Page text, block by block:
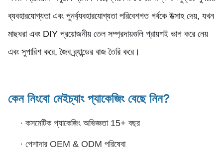
ব্যবহারযোগ্যতা এবং পুনর্ব্যবহারযোগ্যতা পরিবেশগত গর্বকে উত্সাহ দেয়, যখন
মাছধরা এবং DIY প্রয়োজনীয় তেল সম্প্রদায়গুলি প্রায়শই ভাগ করে নেয়
এবং সুপারিশ করে, জৈব ব্র্যান্ডের বাজ তৈরি করে।
কেন নিংবো মেইচ্যাং প্যাকেজিং বেছে নিন?
· কসমেটিক প্যাকেজিং অভিজ্ঞতা 15+ বছর
· পেশাদার OEM & ODM পরিষেবা